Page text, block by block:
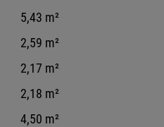
5,43 m²
2,59 m²
2,17 m²
2,18 m²
4,50 m²